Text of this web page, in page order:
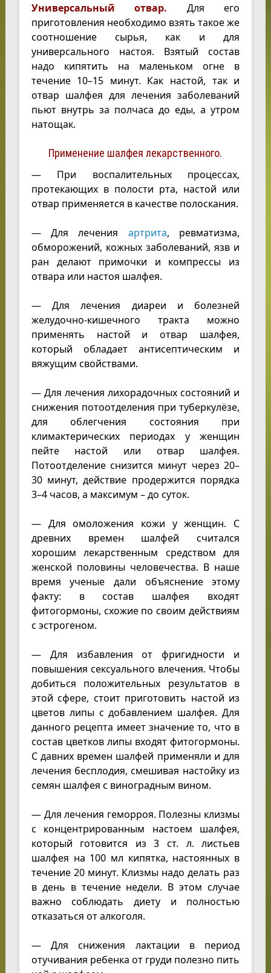
Универсальный отвар.
Для его
приготовления необходимо взять такое же
соотношение сырья, как и для
универсального настоя. Взятый состав
надо кипятить на маленьком огне в
течение 10–15 минут. Как настой, так и
отвар шалфея для лечения заболеваний
пьют внутрь за полчаса до еды, а утром
натощак.
Применение шалфея лекарственного.
— При воспалительных процессах,
протекающих в полости рта, настой или
отвар применяется в качестве полоскания.
— Для лечения артрита, ревматизма,
обморожений, кожных заболеваний, язв и
ран делают примочки и компрессы из
отвара или настоя шалфея.
— Для лечения диареи и болезней
желудочно-кишечного тракта можно
применять настой и отвар шалфея,
который обладает антисептическим и
вяжущим свойствами.
— Для лечения лихорадочных состояний и
снижения потоотделения при туберкулёзе,
для облегчения состояния при
климактерических периодах у женщин
пейте настой или отвар шалфея.
Потоотделение снизится минут через 20–
30 минут, действие продержится порядка
3–4 часов, а максимум – до суток.
— Для омоложения кожи у женщин. С
древних времен шалфей считался
хорошим лекарственным средством для
женской половины человечества. В наше
время ученые дали объяснение этому
факту: в состав шалфея входят
фитогормоны, схожие по своим действиям
с эстрогеном.
— Для избавления от фригидности и
повышения сексуального влечения. Чтобы
добиться положительных результатов в
этой сфере, стоит приготовить настой из
цветов липы с добавлением шалфея. Для
данного рецепта имеет значение то, что в
состав цветков липы входят фитогормоны.
С давних времен шалфей применяли и для
лечения бесплодия, смешивая настойку из
семян шалфея с виноградным вином.
— Для лечения геморроя. Полезны клизмы
с концентрированным настоем шалфея,
который готовится из 3 ст. л. листьев
шалфея на 100 мл кипятка, настоянных в
течение 20 минут. Клизмы надо делать раз
в день в течение недели. В этом случае
важно соблюдать диету и полностью
отказаться от алкоголя.
— Для снижения лактации в период
отучивания ребенка от груди полезно пить